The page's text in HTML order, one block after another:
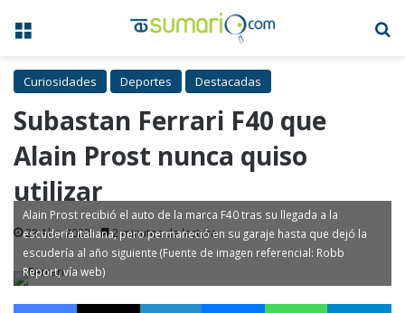
Menú
Curiosidades Deportes Destacadas
Subastan Ferrari F40 que
Alain Prost nunca quiso
utilizar
28 Abr, 2023 2 minutos de lectura
Alain Prost recibió el auto de la marca F40 tras su llegada a la
escudería italiana, pero permaneció en su garaje hasta que dejó la
escudería al año siguiente (Fuente de imagen referencial: Robb
Report, vía web)
Facebook X LinkedIn MessengerWhatsApp